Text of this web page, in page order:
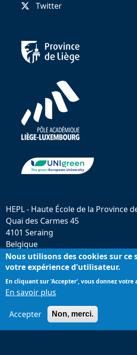
Twitter
HEPL - Haute École de la Province
Quai des Carmes 45
4101 Seraing
Belgique
hepl@provincedeliege.be
+32 (0)4 279 55 20
Nous utilisons des cookies sur
votre expérience d'utilisateur.
En cliquant sur 'Accepter', vous donnez votre
En savoir plus
Accepter Non, merci.